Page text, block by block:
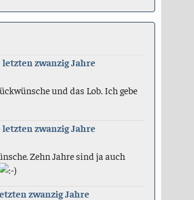
letzten zwanzig Jahre
und das Lob. Ich gebe
letzten zwanzig Jahre
Zehn Jahre sind ja auch
zwanzig Jahre